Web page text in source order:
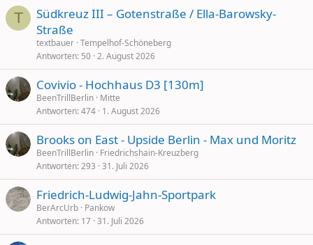
T
Südkreuz III – Gotenstraße / Ella-Barowsky-
Straße
textbauer Tempelhof-Schöneberg
Antworten 50 2. August 2026
Covivio - Hochhaus D3 [130m]
BeenTrillBerlin Mitte
Antworten 474 1. August 2026
Brooks on East - Upside Berlin - Max und Moritz
BeenTrillBerlin Friedrichshain-Kreuzberg
Antworten 293 31. Juli 2026
Friedrich-Ludwig-Jahn-Sportpark
BerArcUrb Pankow
Antworten 17 31. Juli 2026